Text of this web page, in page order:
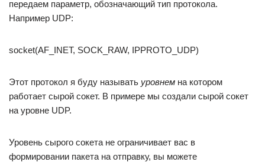
передаем параметр, обозначающий тип протокола.
Например UDP:
socket(AF_INET, SOCK_RAW, IPPROTO_UDP)
Этот протокол я буду называть уровнем на котором
работает сырой сокет. В примере мы создали сырой сокет
на уровне UDP.
Уровень сырого сокета не ограничивает вас в
формировании пакета на отправку, вы можете